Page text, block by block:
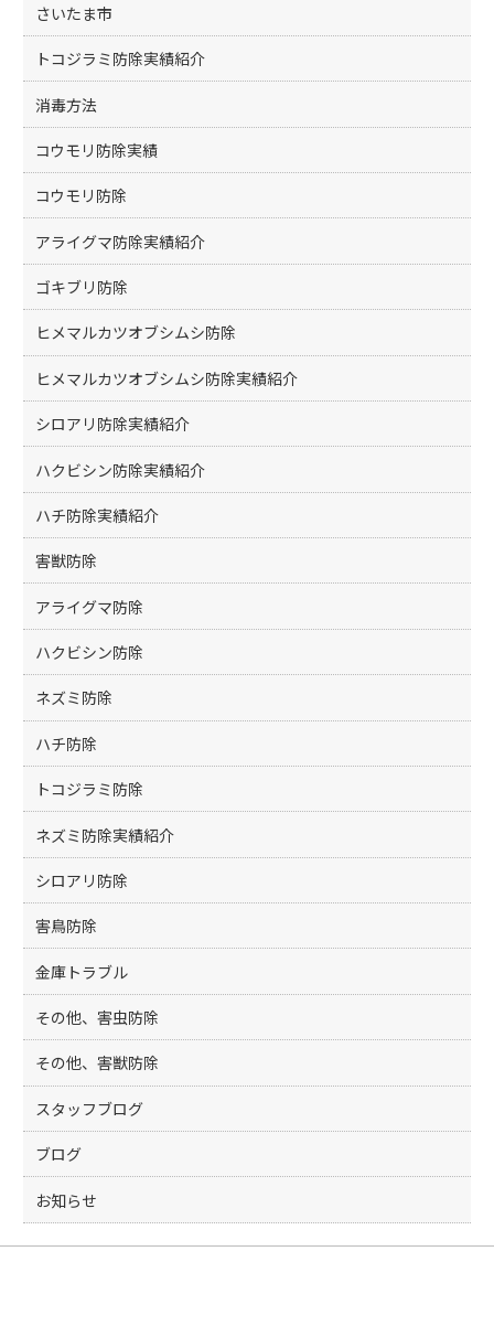
さいたま市
トコジラミ防除実績紹介
消毒方法
コウモリ防除実績
コウモリ防除
アライグマ防除実績紹介
ゴキブリ防除
ヒメマルカツオブシムシ防除
ヒメマルカツオブシムシ防除実績紹介
シロアリ防除実績紹介
ハクビシン防除実績紹介
ハチ防除実績紹介
害獣防除
アライグマ防除
ハクビシン防除
ネズミ防除
ハチ防除
トコジラミ防除
ネズミ防除実績紹介
シロアリ防除
害鳥防除
金庫トラブル
その他、害虫防除
その他、害獣防除
スタッフブログ
ブログ
お知らせ